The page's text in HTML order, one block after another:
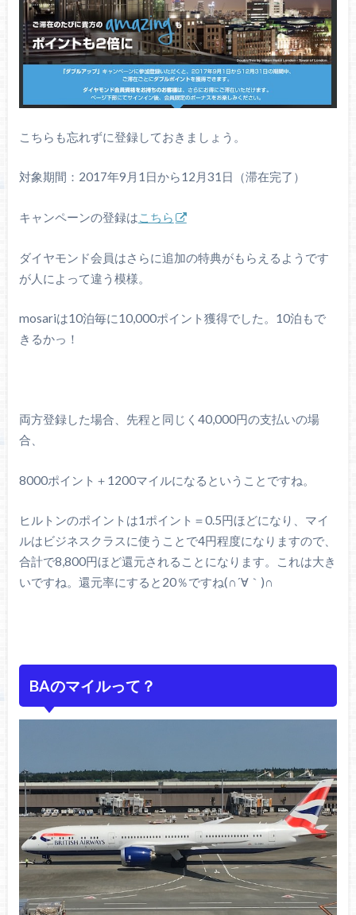
こちらも忘れずに登録しておきましょう。
対象期間：2017年9月1日から12月31日（滞在完了）
キャンペーンの登録はこちら
ダイヤモンド会員はさらに追加の特典がもらえるようです
が人によって違う模様。
mosariは10泊毎に10,000ポイント獲得でした。10泊もで
きるかっ！
両方登録した場合、先程と同じく40,000円の支払いの場
合、
8000ポイント＋1200マイルになるということですね。
ヒルトンのポイントは1ポイント＝0.5円ほどになり、マイ
ルはビジネスクラスに使うことで4円程度になりますので、
合計で8,800円ほど還元されることになります。これは大き
いですね。還元率にすると20％ですね(∩´∀｀)∩
BAのマイルって？